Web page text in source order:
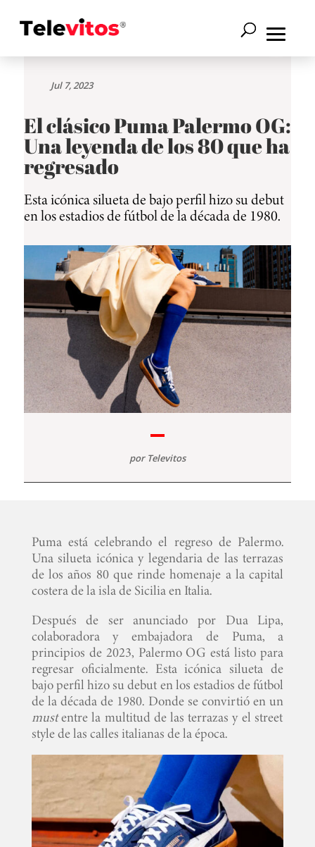
Jul 7, 2023
El clásico Puma Palermo OG:
Una leyenda de los 80 que ha
regresado
Esta icónica silueta de bajo perfil hizo su debut
en los estadios de fútbol de la década de 1980.
por Televitos
Puma está celebrando el regreso de Palermo.
Una silueta icónica y legendaria de las terrazas
de los años 80 que rinde homenaje a la capital
costera de la isla de Sicilia en Italia.
Después de ser anunciado por Dua Lipa,
colaboradora y embajadora de Puma, a
principios de 2023, Palermo OG está listo para
regresar oficialmente. Esta icónica silueta de
bajo perfil hizo su debut en los estadios de fútbol
de la década de 1980. Donde se convirtió en un
mustentre la multitud de las terrazas y el street
style de las calles italianas de la época.